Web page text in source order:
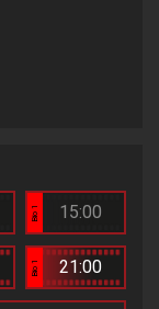
Bio 1 15:00
Bio 1 21:00